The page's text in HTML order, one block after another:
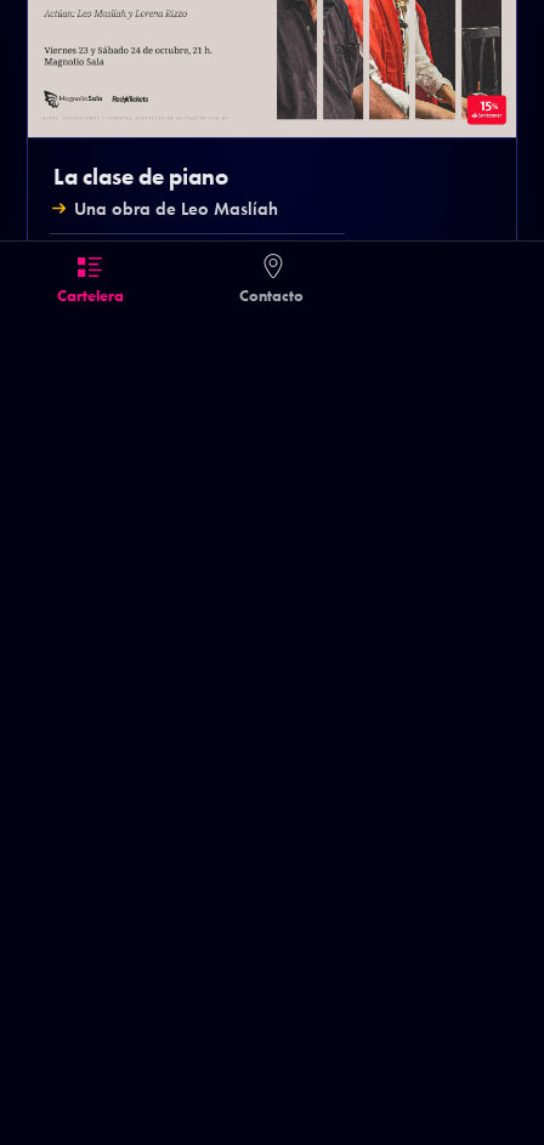
Cartelera Contacto
La clase de piano
Una obra de Leo Maslíah
VIE 23 OCT
SAB 24 OCT